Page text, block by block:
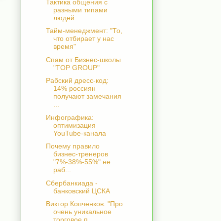
Тактика общения с
разными типами
людей
Тайм-менеджмент: "То,
что отбирает у нас
время"
Спам от Бизнес-школы
"TOP GROUP"
Рабский дресс-код:
14% россиян
получают замечания
Инфографика:
оптимизация
YouTube-канала
Почему правило
бизнес-тренеров
"7%-38%-55%" не
раб...
Сбербанкиада -
банковский ЦСКА
Виктор Копченков: "Про
очень уникальное